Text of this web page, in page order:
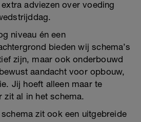
adviezen over voeding
niveau én een
bieden wij schema’s
zijn, maar ook onderbouwd
aandacht voor opbouw,
Jij hoeft alleen maar te
zit al in het schema.
zit ook een uitgebreide